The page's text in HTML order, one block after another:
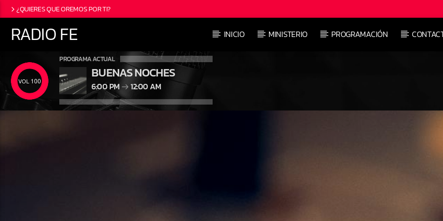
¿QUIERES QUE OREMOS POR TI?
RADIO FE INICIO MINISTERIO PROGRAMACIÓN
100
PROGRAMA ACTUAL
BUENAS NOCHES
6:00 PM 12:00 AM